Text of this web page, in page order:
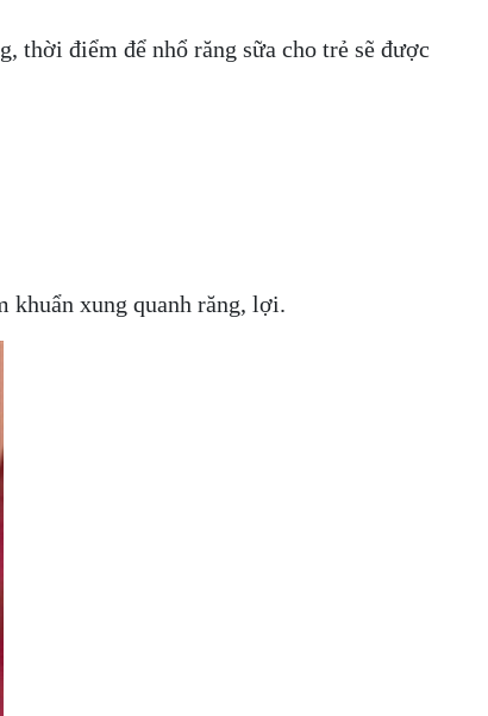
thời điểm để nhổ răng sữa cho trẻ sẽ được
khuẩn xung quanh răng, lợi.